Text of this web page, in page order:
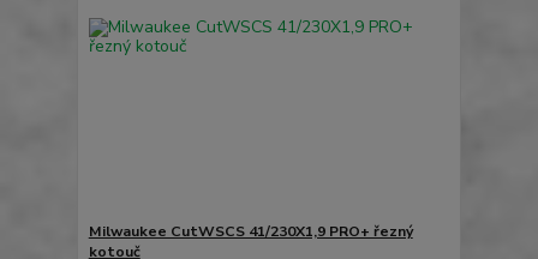
Milwaukee CutWSCS 41/230X1,9 PRO+ řezný
kotouč